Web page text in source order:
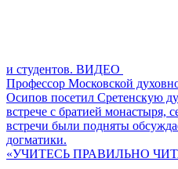
и студентов. ВИДЕО
Профессор Московской
Осипов посетил Сретенскую
встрече с братией монастыря,
встречи были подняты
догматики.
«УЧИТЕСЬ ПРАВИЛЬНО